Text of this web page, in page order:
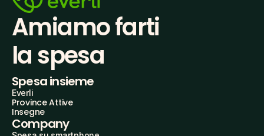
Amiamo farti
la spesa
Spesa insieme
Everli
Province Attive
Insegne
Company